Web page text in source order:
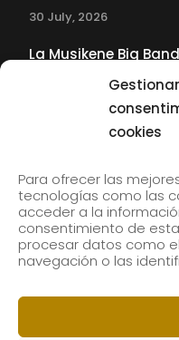
cookies
Para ofrecer las
tecnologías como las
acceder a la
consentimiento de
procesar datos como
navegación o las
30 July, 2026
La Musikene Big
Tolliver en el 61
Subscribe to our
email.